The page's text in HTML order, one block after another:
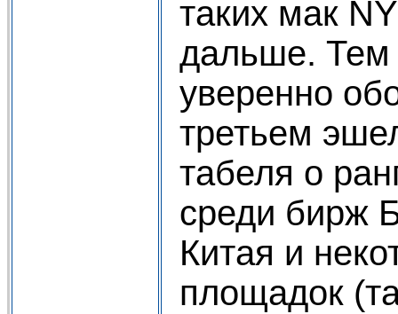
таких мак
дальше.
уверенно
третьем
табеля о
среди бирж
Китая и
площадок